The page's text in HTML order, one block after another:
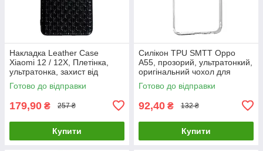
Накладка Leather Case
Xiaomi 12 / 12X, Плетінка,
ультратонка, захист від
подряпин і пилу
Готово до відправки
179,90 ₴ 257 ₴
Купити
Силікон TPU SMTT Oppo
A55, прозорий, ультратонкий,
оригінальний чохол для
захисту смартфона
Готово до відправки
92,40 ₴ 132 ₴
Купити